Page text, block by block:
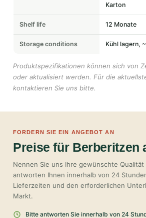
Karton
Shelf life 12 Monate
Storage conditions Kühl lagern,
Produktspezifikationen können sich von
oder aktualisiert werden. Für die
kontaktieren Sie uns bitte.
FORDERN SIE EIN ANGEBOT AN
Preise für Berberitzen
Nennen Sie uns Ihre gewünschte
antworten Ihnen innerhalb von 24
Lieferzeiten und den erforderlichen
Markt.
Bitte antworten Sie innerhalb von 24